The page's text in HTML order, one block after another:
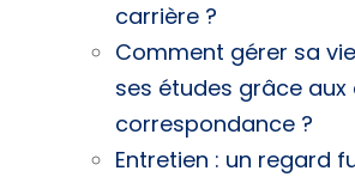
carrière ?
Comment gérer sa
ses études grâce
correspondance ?
Entretien : un regard